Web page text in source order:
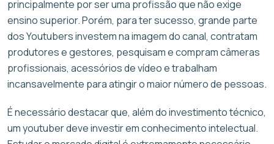
principalmente por ser uma profissão que não exige
ensino superior. Porém, para ter sucesso, grande parte
dos Youtubers investem na imagem do canal, contratam
produtores e gestores, pesquisam e compram câmeras
profissionais, acessórios de vídeo e trabalham
incansavelmente para atingir o maior número de pessoas.
É necessário destacar que, além do investimento técnico,
um youtuber deve investir em conhecimento intelectual.